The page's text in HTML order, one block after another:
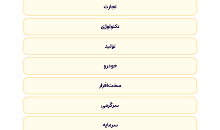
تجارت
تکنولوژی
تولید
خودرو
سخت‌افزار
سرگرمی
سرمایه